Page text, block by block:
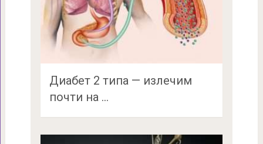
Диабет 2 типа — излечим
почти на …